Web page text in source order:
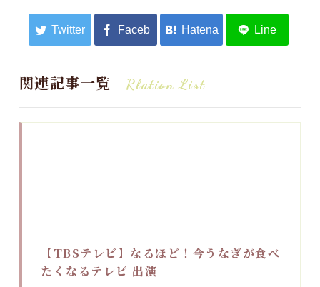
関連記事一覧 Rlation List
【TBSテレビ】なるほど！今うなぎが食べ
たくなるテレビ 出演